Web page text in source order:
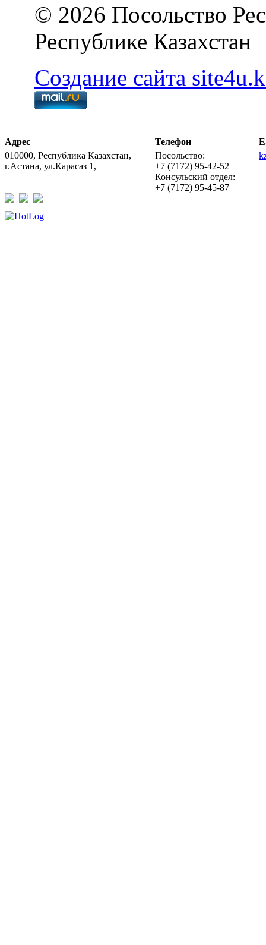
© 2026 Посольство
Республике Казахстан
Создание сайта
Адрес
010000, Республика Казахстан,
г.Астана, ул.Карасаз 1,
Телефон
Посольство:
+7 (7172) 95-42-52
Консульский отдел:
+7 (7172) 95-45-87